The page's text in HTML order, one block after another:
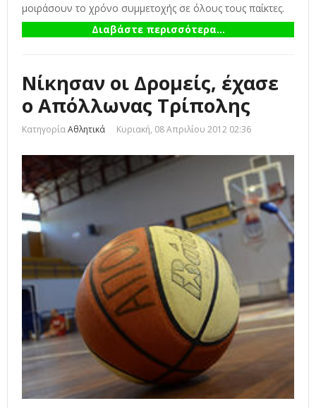
μοιράσουν το χρόνο συμμετοχής σε όλους τους παίκτες.
Διαβάστε περισσότερα...
Νίκησαν οι Δρομείς, έχασε
ο Απόλλωνας Τρίπολης
ΚατηγορίαΑθλητικά Κυριακή, 08 Απριλίου 2012 02:36